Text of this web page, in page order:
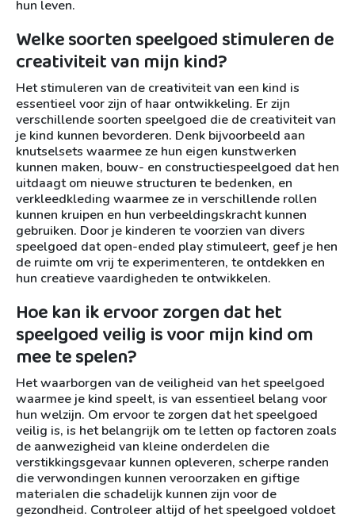
hun leven.
Welke soorten speelgoed stimuleren de
creativiteit van mijn kind?
Het stimuleren van de creativiteit van een kind is
essentieel voor zijn of haar ontwikkeling. Er zijn
verschillende soorten speelgoed die de creativiteit van
je kind kunnen bevorderen. Denk bijvoorbeeld aan
knutselsets waarmee ze hun eigen kunstwerken
kunnen maken, bouw- en constructiespeelgoed dat hen
uitdaagt om nieuwe structuren te bedenken, en
verkleedkleding waarmee ze in verschillende rollen
kunnen kruipen en hun verbeeldingskracht kunnen
gebruiken. Door je kinderen te voorzien van divers
speelgoed dat open-ended play stimuleert, geef je hen
de ruimte om vrij te experimenteren, te ontdekken en
hun creatieve vaardigheden te ontwikkelen.
Hoe kan ik ervoor zorgen dat het
speelgoed veilig is voor mijn kind om
mee te spelen?
Het waarborgen van de veiligheid van het speelgoed
waarmee je kind speelt, is van essentieel belang voor
hun welzijn. Om ervoor te zorgen dat het speelgoed
veilig is, is het belangrijk om te letten op factoren zoals
de aanwezigheid van kleine onderdelen die
verstikkingsgevaar kunnen opleveren, scherpe randen
die verwondingen kunnen veroorzaken en giftige
materialen die schadelijk kunnen zijn voor de
gezondheid. Controleer altijd of het speelgoed voldoet